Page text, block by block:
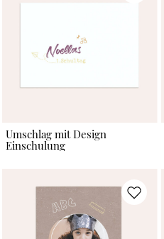
Umschlag mit Design
Einschulung